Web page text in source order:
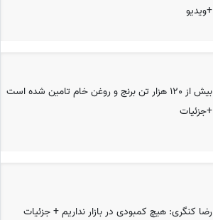
+ویدیو
بیش از 120 هزار تن برنج‌ و‌ روغن خام تامین شده است
+جزئیات
رضا کنگری: هیچ کمبودی در بازار نداریم + جزئیات